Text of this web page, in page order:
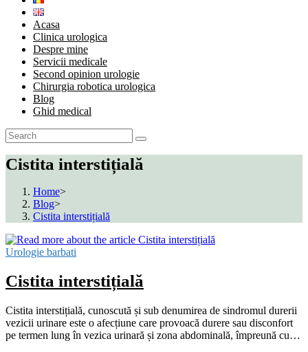
Acasa
Clinica urologica
Despre mine
Servicii medicale
Second opinion urologie
Chirurgia robotica urologica
Blog
Ghid medical
Cistita interstițială
Home>
Blog>
Cistita interstițială
Urologie barbati
Cistita interstițială
Cistita interstițială, cunoscută și sub denumirea de sindromul durerii
vezicii urinare este o afecțiune care provoacă durere sau disconfort
pe termen lung în vezica urinară și zona abdominală, împreună cu…